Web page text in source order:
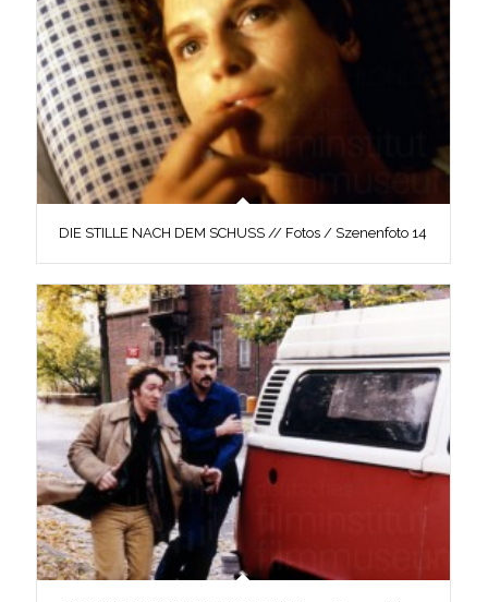
DIE STILLE NACH DEM SCHUSS // Fotos / Szenenfoto 14